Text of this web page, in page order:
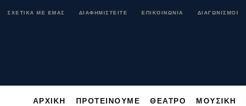
ΣΧΕΤΙΚΑ ΜΕ ΕΜΑΣ ΔΙΑΦΗΜΙΣΤΕΙΤΕ ΕΠΙΚΟΙΝΩΝΙΑ ΔΙΑΓΩΝΙΣΜΟΙ
ΑΡΧΙΚΗ ΠΡΟΤΕΙΝΟΥΜΕ ΘΕΑΤΡΟ ΜΟΥΣΙΚΗ
ΑΡΧΙΚΗ ΠΡΟΤΕΙΝΟΥΜΕ ΘΕΑΤΡΟ ΜΟΥΣΙΚΗ